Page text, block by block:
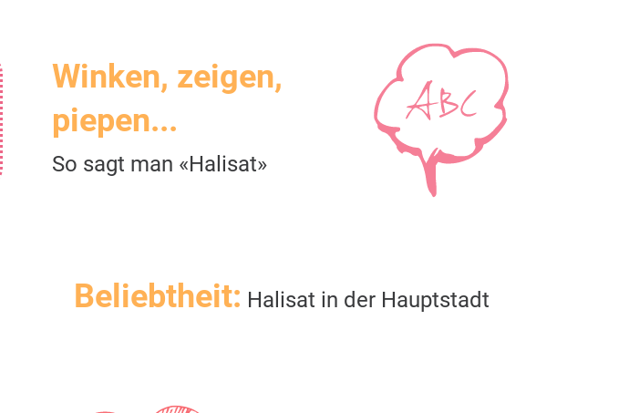
Winken, zeigen,
piepen...
So sagt man «Halisat»
Beliebtheit: Halisat in der Hauptstadt